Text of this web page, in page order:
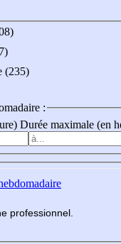
(235)
:
Durée maximale (en
professionnel